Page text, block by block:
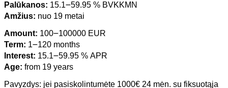
Palūkanos: 15.1౼59.95 % BVKKMN
Amžius: nuo 19 metai
Amount: 100౼100000 EUR
Term: 1౼120 months
Interest: 15.1౼59.95 % APR
Age: from 19 years
Pavyzdys: jei pasiskolintumėte 1000€ 24 mėn. su fiksuotąja